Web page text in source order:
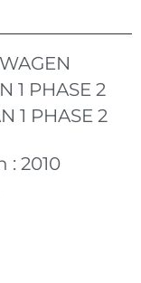
1 PHASE 2
1 PHASE 2
: 2010